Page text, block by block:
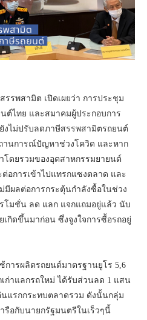
รรพสามิต เปิดเผยว่า การประชุม
ต์ไทย และสมาคมผู้ประกอบการ
งไม่ปรับลดภาษีสรรพสามิตรถยนต์
ถานการณ์ปัญหาช่วงโควิด และหาก
ดยรวมของอุตสาหกรรมยายนต์
อการเข้าไปแทรกแซงตลาด และ
มีผลต่อการกระตุ้นกำลังซื้อในช่วง
โมชั่น ลด แลก แจกแถมอยู่แล้ว นับ
เกิดขึ้นมาก่อน ซึ่งจูงใจการซื้อรถอยู่
การผลิตรถยนต์มาตรฐานยูโร 5,6
ก่าแลกรถใหม่ ได้รับส่วนลด 1 แสน
แรกกระทบตลาดรวม ดังนั้นกลุ่ม
รือกับนายกรัฐมนตรีในเร็วๆนี้